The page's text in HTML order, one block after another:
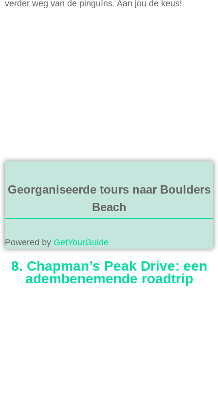
verder weg van de pinguïns. Aan jou de keus!
Georganiseerde tours naar Boulders
Beach
Powered by GetYourGuide
8. Chapman’s Peak Drive: een
adembenemende roadtrip